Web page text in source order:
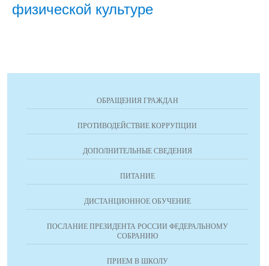
физической культуре
ОБРАЩЕНИЯ ГРАЖДАН
ПРОТИВОДЕЙСТВИЕ КОРРУПЦИИ
ДОПОЛНИТЕЛЬНЫЕ СВЕДЕНИЯ
ПИТАНИЕ
ДИСТАНЦИОННОЕ ОБУЧЕНИЕ
ПОСЛАНИЕ ПРЕЗИДЕНТА РОССИИ ФЕДЕРАЛЬНОМУ
СОБРАНИЮ
ПРИЕМ В ШКОЛУ